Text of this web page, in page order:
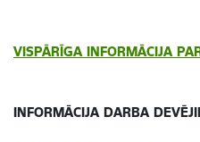
VISPĀRĪGA INFORMĀCIJA
INFORMĀCIJA DARBA